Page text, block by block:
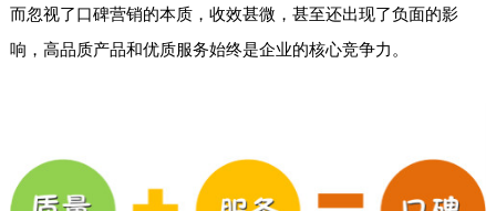
而忽视了口碑营销的本质，收效甚微，甚至还出现了负面的影
响，高品质产品和优质服务始终是企业的核心竞争力。